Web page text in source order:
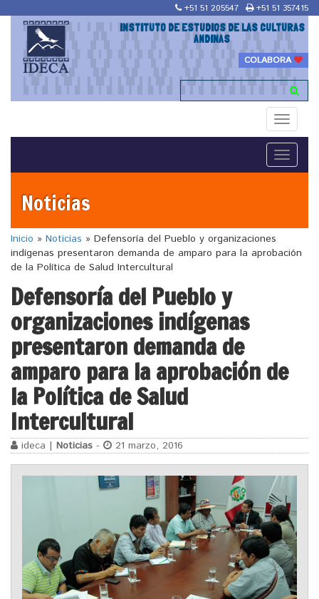
+51 51 205547 +51 51 357415
INSTITUTO DE ESTUDIOS DE LAS CULTURAS
ANDINAS
COLABORA
Toggle
Toggle
Noticias
Inicio » Noticias » Defensoría del Pueblo y organizaciones
indígenas presentaron demanda de amparo para la aprobación
de la Política de Salud Intercultural
Defensoría del Pueblo y
organizaciones indígenas
presentaron demanda de
amparo para la aprobación de
la Política de Salud
Intercultural
ideca | Noticias - 21 marzo, 2016